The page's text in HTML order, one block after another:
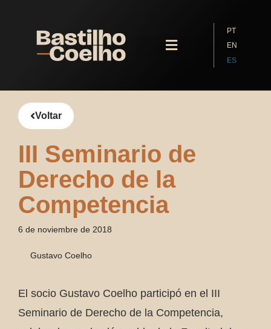
PT
EN
ES
Voltar
III Seminario de
Derecho de la
Competencia
6 de noviembre de 2018
Gustavo Coelho
El socio Gustavo Coelho participó en el III
Seminario de Derecho de la Competencia,